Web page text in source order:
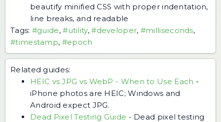
beautify minified CSS with proper indentation,
line breaks, and readable
Tags: #guide,#utility,#developer, #milliseconds,
#timestamp, #epoch
Related guides:
HEIC vs JPG vs WebP - When to Use Each -
iPhone photos are HEIC; Windows and
Android expect JPG.
Dead Pixel Testing Guide - Dead pixel testing